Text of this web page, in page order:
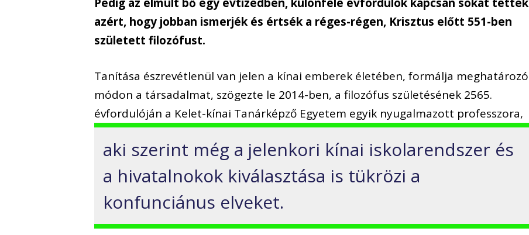
azért, hogy jobban ismerjék és értsék a réges-régen, Krisztus előtt 551-ben
született filozófust.
Tanítása észrevétlenül van jelen a kínai emberek életében, formálja meghatározó
módon a társadalmat, szögezte le 2014-ben, a filozófus születésének 2565.
évfordulóján a Kelet-kínai Tanárképző Egyetem egyik nyugalmazott professzora,
aki szerint még a jelenkori kínai iskolarendszer és
a hivatalnokok kiválasztása is tükrözi a
konfunciánus elveket.